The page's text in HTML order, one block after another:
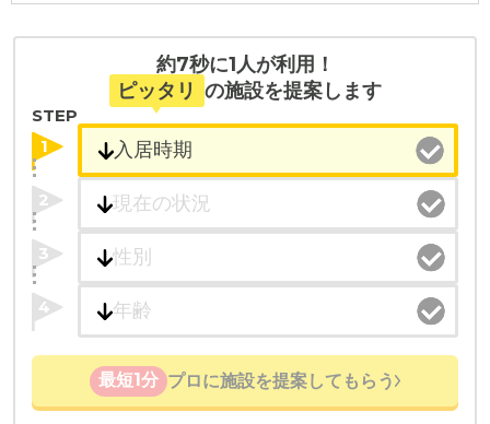
たとえば「カラオケ」「麻雀」が楽しめる施設、
「夫婦入居可」の施設、「看取り可」の施設など、
医療・看護体制から施設を探すこともできます。
約7秒に1人が利用！
ピッタリ の施設を提案します
STEP
1
2
3
4
最短1分 プロに施設を提案してもらう